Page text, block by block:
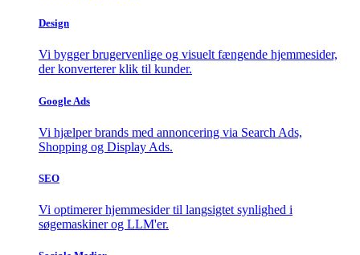
Design
Vi bygger brugervenlige og visuelt fængende hjemmesider,
der konverterer klik til kunder.
Google Ads
Vi hjælper brands med annoncering via Search Ads,
Shopping og Display Ads.
SEO
Vi optimerer hjemmesider til langsigtet synlighed i
søgemaskiner og LLM'er.